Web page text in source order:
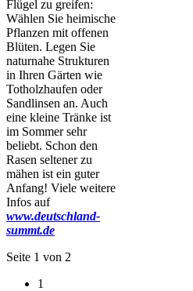
Flügel zu greifen:
Wählen Sie heimische
Pflanzen mit offenen
Blüten. Legen Sie
naturnahe Strukturen
in Ihren Gärten wie
Totholzhaufen oder
Sandlinsen an. Auch
eine kleine Tränke ist
im Sommer sehr
beliebt. Schon den
Rasen seltener zu
mähen ist ein guter
Anfang! Viele weitere
Infos auf
www.deutschland-
summt.de
Seite 1 von 2
1